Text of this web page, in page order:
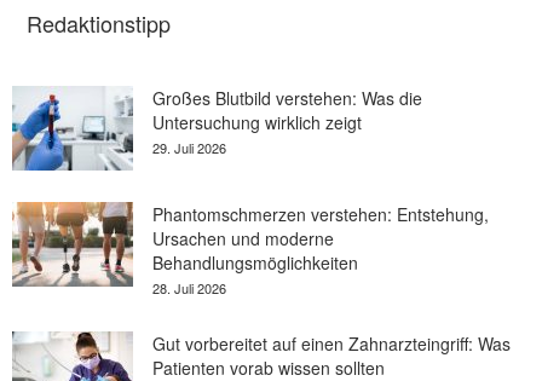
Redaktionstipp
Großes Blutbild verstehen: Was die
Untersuchung wirklich zeigt
29. Juli 2026
Phantomschmerzen verstehen: Entstehung,
Ursachen und moderne
Behandlungsmöglichkeiten
28. Juli 2026
Gut vorbereitet auf einen Zahnarzteingriff: Was
Patienten vorab wissen sollten